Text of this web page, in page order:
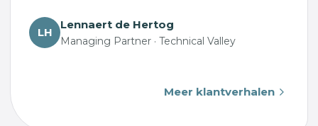
LH
Lennaert de Hertog
Managing Partner · Technical Valley
Meer klantverhalen